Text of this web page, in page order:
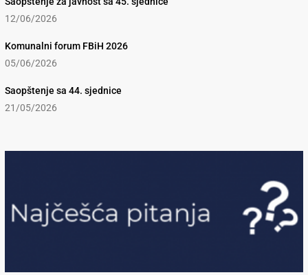
12/06/2026
Komunalni forum FBiH 2026
05/06/2026
Saopštenje sa 44. sjednice
21/05/2026